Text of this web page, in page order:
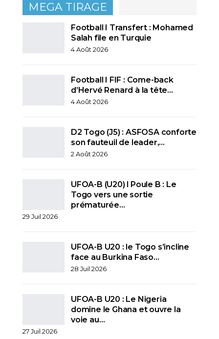
MEGA TIRAGE
Football I Transfert : Mohamed
Salah file en Turquie
4 Août 2026
Football I FIF : Come-back
d’Hervé Renard à la tête…
4 Août 2026
D2 Togo (J5) : ASFOSA conforte
son fauteuil de leader,…
2 Août 2026
UFOA-B (U20) l Poule B : Le
Togo vers une sortie
prématurée…
29 Juil 2026
UFOA-B U20 : le Togo s’incline
face au Burkina Faso…
28 Juil 2026
UFOA-B U20 : Le Nigeria
domine le Ghana et ouvre la
voie au…
27 Juil 2026